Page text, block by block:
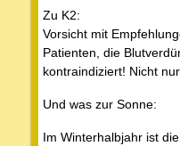
Zu K2:
Vorsicht mit
Patienten, die
kontraindiziert! Nicht
Und was zur Sonne:
Im Winterhalbjahr ist